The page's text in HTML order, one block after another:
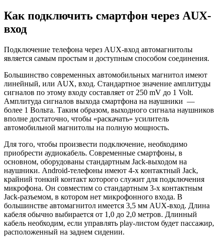
Как подключить смартфон через AUX-
вход
Подключение телефона через AUX-вход автомагнитолы
является самым простым и доступным способом соединения.
Большинство современных автомобильных магнитол имеют
линейный, или AUX, вход. Стандартное значение амплитуды
сигналов по этому входу составляет от 250 mV до 1 Volt.
Амплитуда сигналов выхода смартфона на наушники —
более 1 Вольта. Таким образом, выходного сигнала наушников
вполне достаточно, чтобы «раскачать» усилитель
автомобильной магнитолы на полную мощность.
Для того, чтобы произвести подключение, необходимо
приобрести аудиокабель. Современные смартфоны, в
основном, оборудованы стандартным Jack-выходом на
наушники. Android-телефоны имеют 4-х контактный Jack,
крайний тонкий контакт которого служит для подключения
микрофона. Он совместим со стандартным 3-х контактным
Jack-разъемом, в котором нет микрофонного входа. В
большинстве автомагнитол имеется 3,5 мм AUX-вход. Длина
кабеля обычно выбирается от 1,0 до 2,0 метров. Длинный
кабель необходим, если управлять play-листом будет пассажир,
расположенный на заднем сидении.